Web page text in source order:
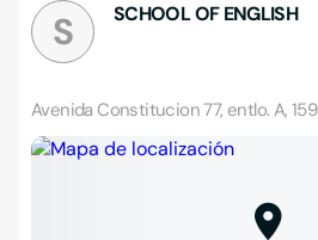
S SCHOOL OF ENGLISH
Avenida Constitucion 77, entlo. A,